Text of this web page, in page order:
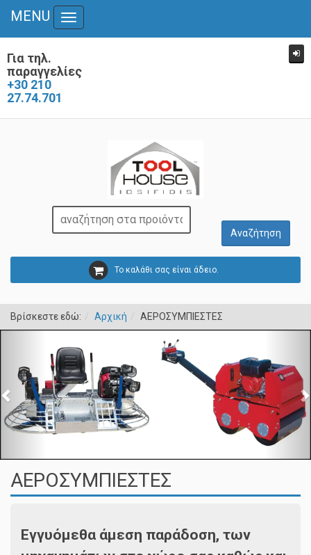
Για τηλ.
παραγγελίες
+30 210
27.74.701
Το καλάθι σας είναι άδειο.
MENU
Toggle
Βρίσκεστε εδώ: Αρχική ΑΕΡΟΣΥΜΠΙΕΣΤΕΣ
ΑΕΡΟΣΥΜΠΙΕΣΤΕΣ
Εγγυόμεθα άμεση παράδοση, των